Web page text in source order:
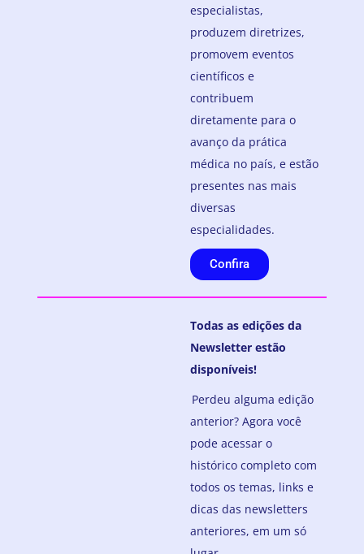
especialistas,
produzem diretrizes,
promovem eventos
científicos e
contribuem
diretamente para o
avanço da prática
médica no país, e estão
presentes nas mais
diversas
especialidades.
Confira
Todas as edições da
Newsletter estão
disponíveis!
Perdeu alguma edição
anterior? Agora você
pode acessar o
histórico completo com
todos os temas, links e
dicas das newsletters
anteriores, em um só